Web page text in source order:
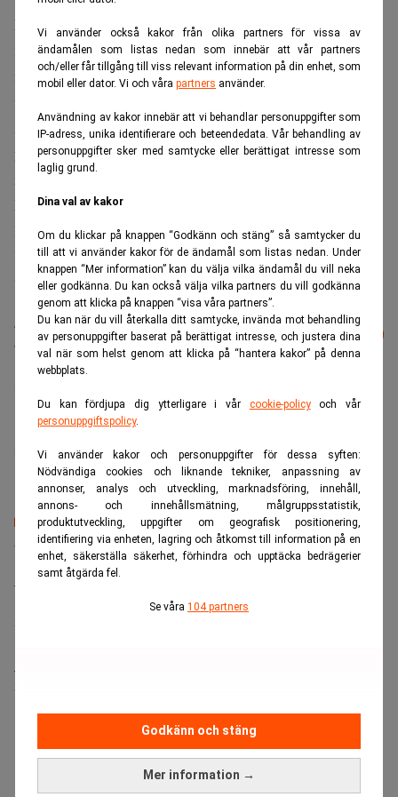
Vi använder också kakor från olika partners för vissa av
ändamålen som listas nedan som innebär att vår partners
och/eller får tillgång till viss relevant information på din enhet, som
mobil eller dator. Vi och våra partners använder.
Användning av kakor innebär att vi behandlar personuppgifter som
IP-adress, unika identifierare och beteendedata. Vår behandling av
personuppgifter sker med samtycke eller berättigat intresse som
laglig grund.
Dina val av kakor
Om du klickar på knappen “Godkänn och stäng” så samtycker du
till att vi använder kakor för de ändamål som listas nedan. Under
knappen “Mer information” kan du välja vilka ändamål du vill neka
eller godkänna. Du kan också välja vilka partners du vill godkänna
genom att klicka på knappen “visa våra partners”.
Du kan när du vill återkalla ditt samtycke, invända mot behandling
av personuppgifter baserat på berättigat intresse, och justera dina
val när som helst genom att klicka på “hantera kakor” på denna
webbplats.
Du kan fördjupa dig ytterligare i vår cookie-policyoch vår
personuppgiftspolicy.
Vi använder kakor och personuppgifter för dessa syften:
Nödvändiga cookies och liknande tekniker, anpassning av
annonser, analys och utveckling, marknadsföring, innehåll,
annons- och innehållsmätning, målgruppsstatistik,
produktutveckling, uppgifter om geografisk positionering,
identifiering via enheten, lagring och åtkomst till information på en
enhet, säkerställa säkerhet, förhindra och upptäcka bedrägerier
samt åtgärda fel.
Se våra 104 partners
Mer information →
Godkänn och stäng
Följderna av detta har också inneburit att
flaggskeppsbolaget Adani Enterprises valt att ställa in sin
nyemission på 2,5 miljarder dollar, trots att den var
fulltecknad.
Adani Enterprises inställda emission har spätt på raset
ytterligare. Bolaget ensamt har tappat 24 miljarder dollar i
marknadsvärde.
För ägaren Gautam Adani har detta inneburit att han inte
längre är Asiens rikaste person. Han är nu ersatt av
landsmannen Mukesh Ambani vars förmögenhet kopplas
till konglomeratet Reliance Industries.
Läs mer från Realtid - vårt nyhetsbrev
är kostnadsfritt:
Prenumerera
Finwire
Senaste lediga jobben
Bolagsjurist till Eltel AB
Bromma, Stockholm
Sista ansökningsdag:
Sista ansökningsdag: